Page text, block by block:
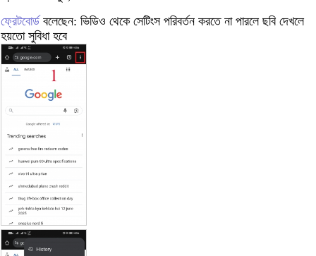
ফ্রেটবোর্ডবলেছেন: ভিডিও থেকে সেটিংস পরিবর্তন করতে না পারলে ছবি দেখলে
হয়তো সুবিধা হবে